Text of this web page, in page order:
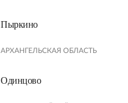
Пыркино
АРХАНГЕЛЬСКАЯ ОБЛАСТЬ
Одинцово